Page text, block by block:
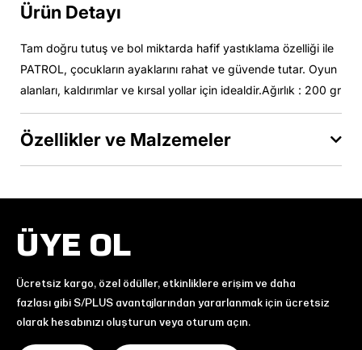
Ürün Detayı
Tam doğru tutuş ve bol miktarda hafif yastıklama özelliği ile
PATROL, çocukların ayaklarını rahat ve güvende tutar. Oyun
alanları, kaldırımlar ve kırsal yollar için idealdir.Ağırlık : 200 gr
Özellikler ve Malzemeler
ÜYE OL
Ücretsiz kargo, özel ödüller, etkinliklere erişim ve daha
fazlası gibi S/PLUS avantajlarından yararlanmak için ücretsiz
olarak hesabınızı oluşturun veya oturum açın.